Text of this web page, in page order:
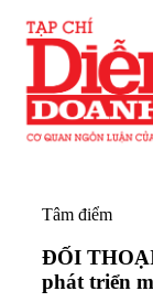
Tâm điểm
ĐỐI
phát triển